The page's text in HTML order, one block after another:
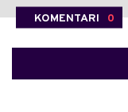
KOMENTARI 0